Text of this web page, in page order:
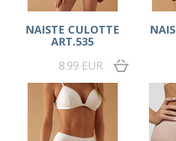
NAISTE CULOTTE
ART.535
8.99 EUR